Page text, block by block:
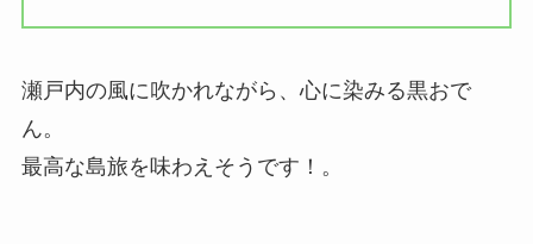
瀬戸内の風に吹かれながら、心に染みる黒おで
ん。
最高な島旅を味わえそうです！。